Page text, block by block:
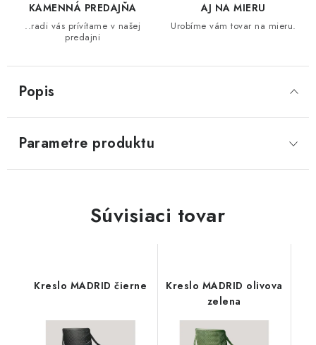
POHOVKY A KRESLÁ
KNIŽNICE A REGÁLY
KONFERENČNÉ STOLÍKY
SVIETIDLÁ
KUCHYNE
KAMENNÁ PREDAJŇA
..radi vás prívítame v našej
predajni
AJ NA MIERU
Urobíme vám tovar na mieru.
Popis
Parametre produktu
Súvisiaci tovar
Kreslo MADRID čierne
Kreslo MADRID olivova
zelena